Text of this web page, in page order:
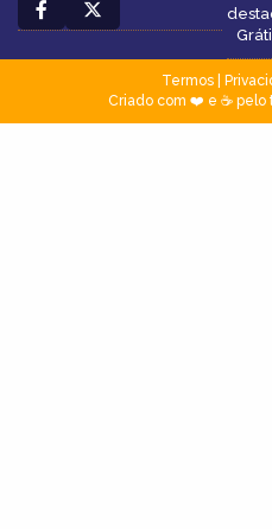
Termos|
Criado com ❤️ e ☕ pelo